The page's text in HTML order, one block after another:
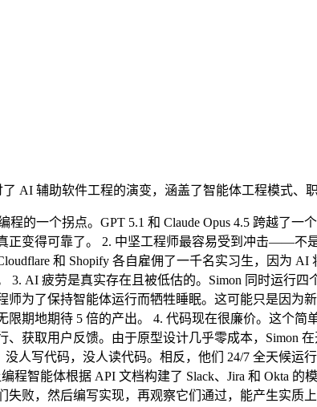
AI 辅助软件工程的演变，涵盖了智能体工程模式、
程的一个拐点。GPT 5.1 和 Claude Opus 4.5 跨越了
正变得可靠了。 2. 中坚工程师最容易受到冲击——不
和 Shopify 各自雇佣了一千名实习生，因为
AI 疲劳是真实存在且被低估的。Simon 同时运行
师为了保持智能体运行而牺牲睡眠。这可能只是因
期地期待 5 倍的产出。 4. 代码现在很廉价。这
获取用户反馈。由于原型设计几乎零成本，Simon
人写代码，没人读代码。相反，他们 24/7 全天候
智能体根据 API 文档构建了 Slack、Jira 和 Okta
败，然后编写实现，再观察它们通过，能产生实质